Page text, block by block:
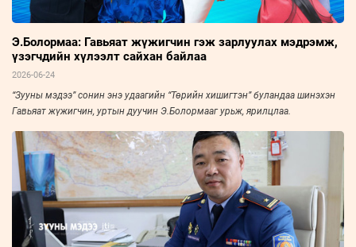
Э.Болормаа: Гавьяат жүжигчин гэж зарлуулах мэдрэмж,
үзэгчдийн хүлээлт сайхан байлаа
2026-06-24
“Зууны мэдээ” сонин энэ удаагийн “Төрийн хишигтэн” буландаа шинэхэн
Гавьяат жүжигчин, уртын дуучин Э.Болормааг урьж, ярилцлаа.